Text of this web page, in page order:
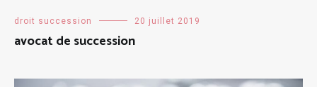
droit succession 20 juillet 2019
avocat de succession